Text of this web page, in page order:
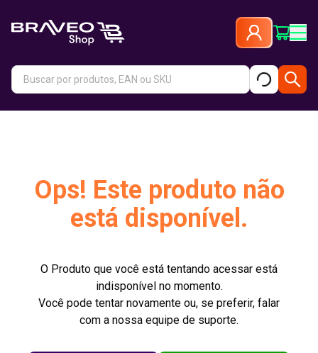
Ops! Este produto não
está disponível.
O Produto que você está tentando acessar está
indisponível no momento.
Você pode tentar novamente ou, se preferir, falar
com a nossa equipe de suporte.